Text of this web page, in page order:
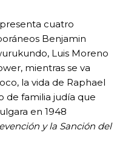
cuatro
Benjamin
Luis Moreno
mientras se va
la vida de Raphael
de familia judía que
en 1948
y la Sanción del